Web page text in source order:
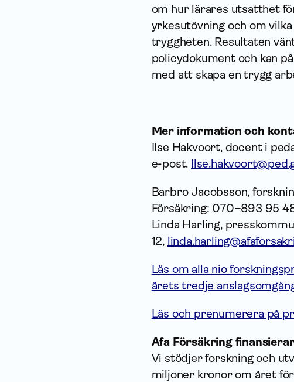
om hur lärares utsatthet
yrkesutövning och om
tryggheten. Resultaten
policydokument och kan
med att skapa en trygg
Mer information och
Ilse Hakvoort, docent i
e-post.
Barbro Jacobsson,
Försäkring: 070–893 95
Linda Harling,
12,
Läs om alla nio
årets tredje
Läs och prenumerera på
Afa Försäkring
Vi stödjer forskning och
miljoner kronor om året